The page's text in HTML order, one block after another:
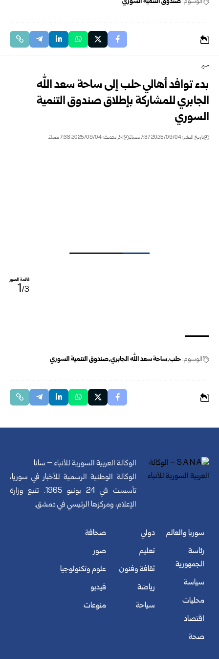
صور
بدء توافد أهالي حلب إلى ساحة سعد الله
الجابري للمشاركة بإطلاق صندوق التنمية
السوري
تاريخ النشر: 2025/09/04 7:37 مساءً اخر تحديث: 2025/09/04 7:38 مساءً
قائمة الصور
1/3
الوسوم:حلب ساحة سعد الله الجابري صندوق التنمية السوري
الوكالة العربية السورية للأنباء – سانا
الوكالة الوطنية الرسمية للأخبار في سوريا،
تأسست في 24 يونيو 1965. تتبع وزارة
الإعلام، ومركزها الرئيسي في دمشق.
سوريا والعالم
رئاسة
الجمهورية
سياسة
محليات
اقتصاد
صحة
دولي
تعليم
ثقافة وفنون
رياضة
سياحة
صحافة
صور
علوم وتكنولوجيا
فيديو
منوعات